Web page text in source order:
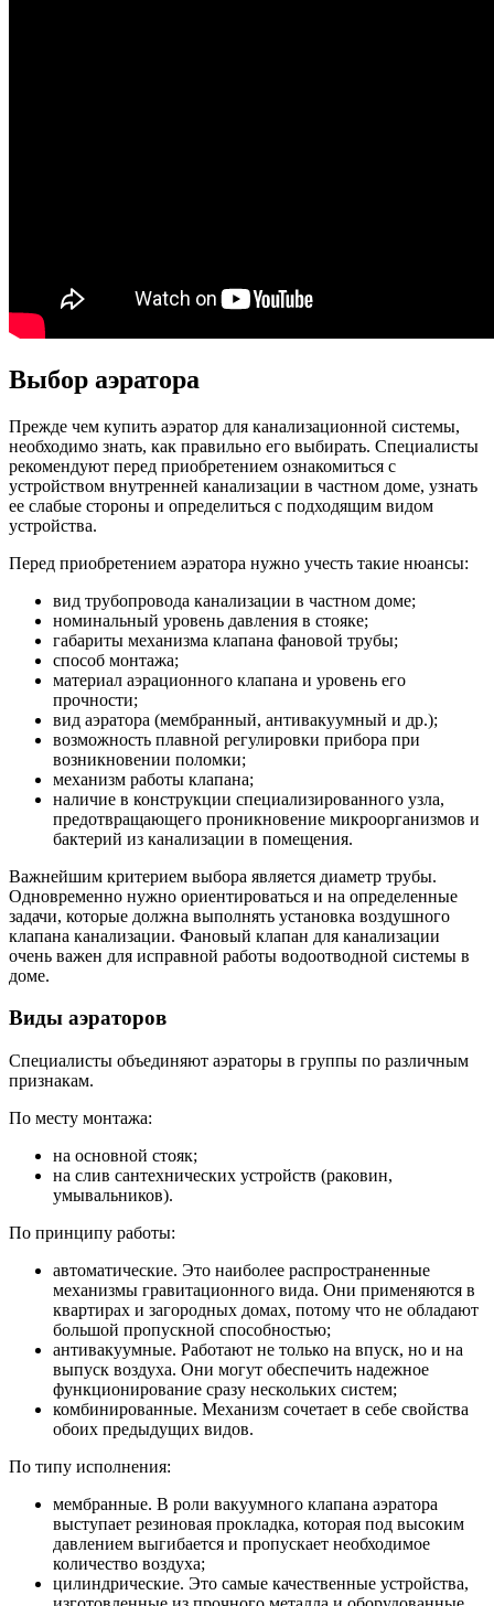
Выбор аэратора
Прежде чем купить аэратор для канализационной системы,
необходимо знать, как правильно его выбирать. Специалисты
рекомендуют перед приобретением ознакомиться с
устройством внутренней канализации в частном доме, узнать
ее слабые стороны и определиться с подходящим видом
устройства.
Перед приобретением аэратора нужно учесть такие нюансы:
вид трубопровода канализации в частном доме;
номинальный уровень давления в стояке;
габариты механизма клапана фановой трубы;
способ монтажа;
материал аэрационного клапана и уровень его
прочности;
вид аэратора (мембранный, антивакуумный и др.);
возможность плавной регулировки прибора при
возникновении поломки;
механизм работы клапана;
наличие в конструкции специализированного узла,
предотвращающего проникновение микроорганизмов и
бактерий из канализации в помещения.
Важнейшим критерием выбора является диаметр трубы.
Одновременно нужно ориентироваться и на определенные
задачи, которые должна выполнять установка воздушного
клапана канализации. Фановый клапан для канализации
очень важен для исправной работы водоотводной системы в
доме.
Виды аэраторов
Специалисты объединяют аэраторы в группы по различным
признакам.
По месту монтажа:
на основной стояк;
на слив сантехнических устройств (раковин,
умывальников).
По принципу работы:
автоматические. Это наиболее распространенные
механизмы гравитационного вида. Они применяются в
квартирах и загородных домах, потому что не обладают
большой пропускной способностью;
антивакуумные. Работают не только на впуск, но и на
выпуск воздуха. Они могут обеспечить надежное
функционирование сразу нескольких систем;
комбинированные. Механизм сочетает в себе свойства
обоих предыдущих видов.
По типу исполнения:
мембранные. В роли вакуумного клапана аэратора
выступает резиновая прокладка, которая под высоким
давлением выгибается и пропускает необходимое
количество воздуха;
цилиндрические. Это самые качественные устройства,